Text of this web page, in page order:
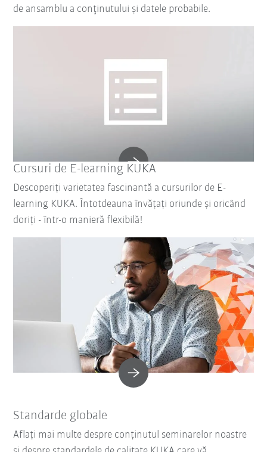
de ansamblu a conţinutului şi datele probabile.
Cursuri de E-learning KUKA
Descoperiți varietatea fascinantă a cursurilor de E-
learning KUKA. Întotdeauna învățați oriunde și oricând
doriți - într-o manieră flexibilă!
Standarde globale
Aflați mai multe despre conținutul seminarelor noastre